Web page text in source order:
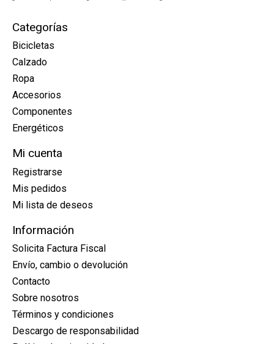
Categorías
Bicicletas
Calzado
Ropa
Accesorios
Componentes
Energéticos
Mi cuenta
Registrarse
Mis pedidos
Mi lista de deseos
Información
Solicita Factura Fiscal
Envío, cambio o devolución
Contacto
Sobre nosotros
Términos y condiciones
Descargo de responsabilidad